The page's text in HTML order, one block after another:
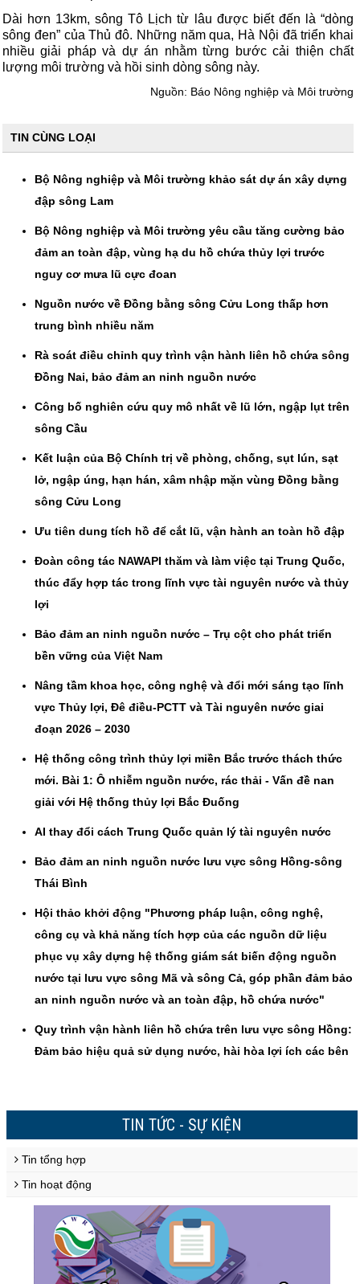
Dài hơn 13km, sông Tô Lịch từ lâu được biết đến là “dòng
sông đen” của Thủ đô. Những năm qua, Hà Nội đã triển khai
nhiều giải pháp và dự án nhằm từng bước cải thiện chất
lượng môi trường và hồi sinh dòng sông này.
Nguồn: Báo Nông nghiệp và Môi trường
TIN CÙNG LOẠI
Bộ Nông nghiệp và Môi trường khảo sát dự án xây dựng
đập sông Lam
Bộ Nông nghiệp và Môi trường yêu cầu tăng cường bảo
đảm an toàn đập, vùng hạ du hồ chứa thủy lợi trước
nguy cơ mưa lũ cực đoan
Nguồn nước về Đồng bằng sông Cửu Long thấp hơn
trung bình nhiều năm
Rà soát điều chỉnh quy trình vận hành liên hồ chứa sông
Đồng Nai, bảo đảm an ninh nguồn nước
Công bố nghiên cứu quy mô nhất về lũ lớn, ngập lụt trên
sông Cầu
Kết luận của Bộ Chính trị về phòng, chống, sụt lún, sạt
lở, ngập úng, hạn hán, xâm nhập mặn vùng Đồng bằng
sông Cửu Long
Ưu tiên dung tích hồ để cắt lũ, vận hành an toàn hồ đập
Đoàn công tác NAWAPI thăm và làm việc tại Trung Quốc,
thúc đẩy hợp tác trong lĩnh vực tài nguyên nước và thủy
lợi
Bảo đảm an ninh nguồn nước – Trụ cột cho phát triển
bền vững của Việt Nam
Nâng tầm khoa học, công nghệ và đổi mới sáng tạo lĩnh
vực Thủy lợi, Đê điều-PCTT và Tài nguyên nước giai
đoạn 2026 – 2030
Hệ thống công trình thủy lợi miền Bắc trước thách thức
mới. Bài 1: Ô nhiễm nguồn nước, rác thải - Vấn đề nan
giải với Hệ thống thủy lợi Bắc Đuống
AI thay đổi cách Trung Quốc quản lý tài nguyên nước
Bảo đảm an ninh nguồn nước lưu vực sông Hồng-sông
Thái Bình
Hội thảo khởi động "Phương pháp luận, công nghệ,
công cụ và khả năng tích hợp của các nguồn dữ liệu
phục vụ xây dựng hệ thống giám sát biến động nguồn
nước tại lưu vực sông Mã và sông Cả, góp phần đảm bảo
an ninh nguồn nước và an toàn đập, hồ chứa nước"
Quy trình vận hành liên hồ chứa trên lưu vực sông Hồng:
Đảm bảo hiệu quả sử dụng nước, hài hòa lợi ích các bên
TIN TỨC - SỰ KIỆN
Tin tổng hợp
Tin hoạt động